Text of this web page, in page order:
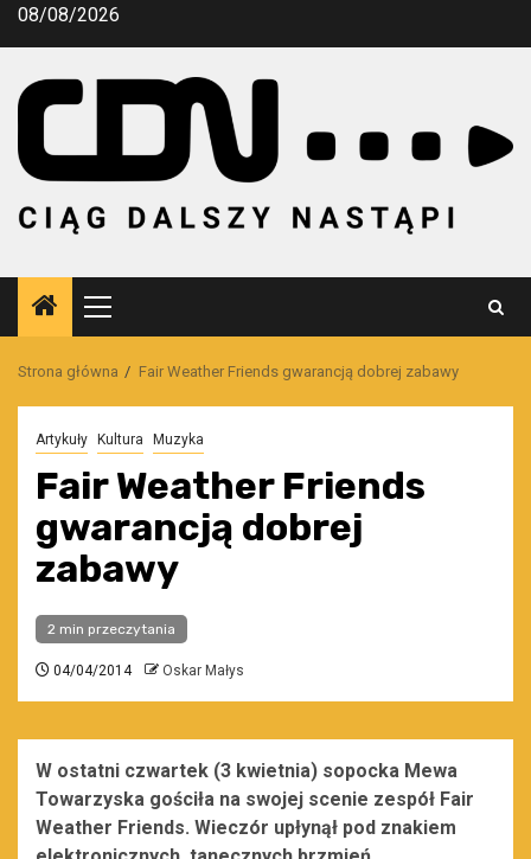
Przejdź
08/08/2026
Menu
główne
Strona główna Fair Weather Friends gwarancją dobrej zabawy
Artykuły Kultura Muzyka
Fair Weather Friends
gwarancją dobrej
zabawy
2 min przeczytania
04/04/2014 Oskar Małys
W ostatni czwartek (3 kwietnia) sopocka Mewa
Towarzyska gościła na swojej scenie zespół Fair
Weather Friends. Wieczór upłynął pod znakiem